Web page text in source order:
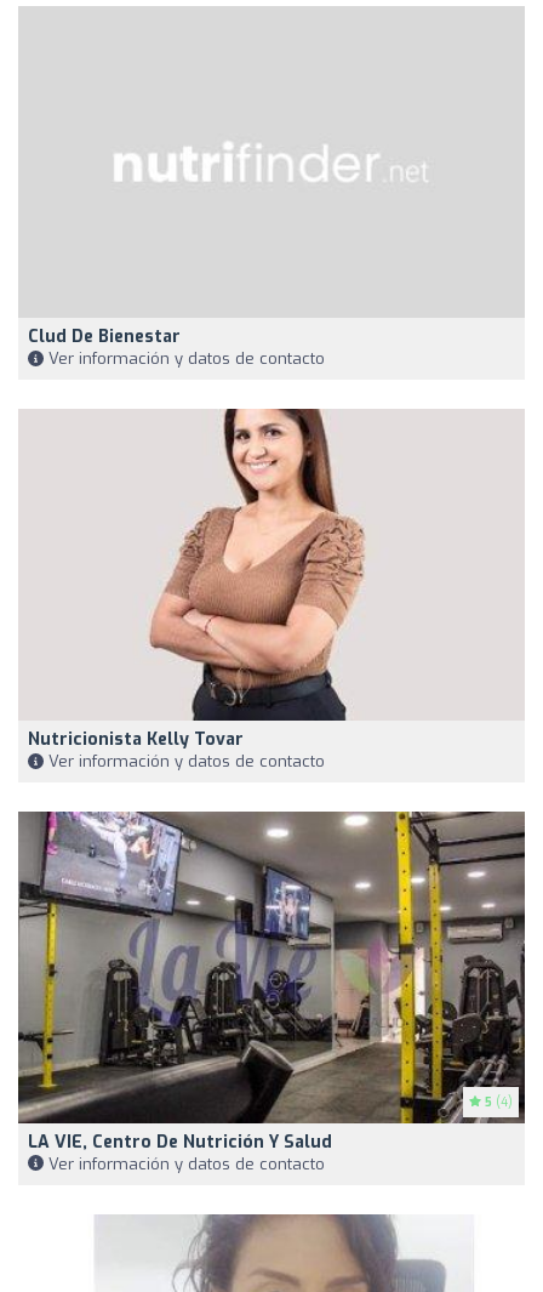
Clud De Bienestar
Ver información y datos de contacto
Nutricionista Kelly Tovar
Ver información y datos de contacto
5 (4)
LA VIE, Centro De Nutrición Y Salud
Ver información y datos de contacto